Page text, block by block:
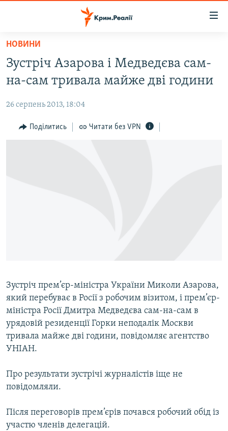
Перейти
основного
матеріалу
до
навігації
Перейти
ВОДА.КРИМ
ВІДЕО ТА ФОТО
ПОЛІТИКА
БЛОГИ
ІНФОГРАФІКА
ДОЛУЧАЙСЯ!
Усі сайти RFE/RL
НОВИНИ
Зустріч Азарова і Медведєва сам-
на-сам тривала майже дві години
26 серпень 2013, 18:04
Поділитись Читати без VPN
Зустріч прем’єр-міністра України Миколи Азарова,
який перебуває в Росії з робочим візитом, і прем’єр-
міністра Росії Дмитра Медведєва сам-на-сам в
урядовій резиденції Горки неподалік Москви
тривала майже дві години, повідомляє агентство
УНІАН.
Про результати зустрічі журналістів іще не
повідомляли.
Після переговорів прем’єрів почався робочий обід із
участю членів делегацій.